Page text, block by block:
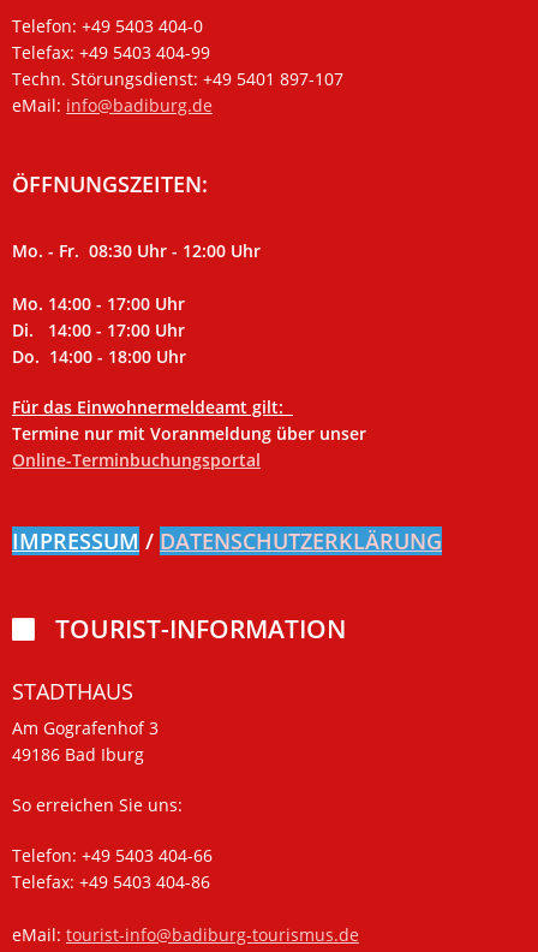
Telefon: +49 5403 404-0
Telefax: +49 5403 404-99
Techn. Störungsdienst: +49 5401 897-107
eMail: info@badiburg.de
ÖFFNUNGSZEITEN:
Mo. - Fr. 08:30 Uhr - 12:00 Uhr
Mo. 14:00 - 17:00 Uhr
Di. 14:00 - 17:00 Uhr
Do. 14:00 - 18:00 Uhr
Für das Einwohnermeldeamt gilt:
Termine nur mit Voranmeldung über unser
Online-Terminbuchungsportal
IMPRESSUM / DATENSCHUTZERKLÄRUNG
TOURIST-INFORMATION
STADTHAUS
Am Gografenhof 3
49186 Bad Iburg
So erreichen Sie uns:
Telefon: +49 5403 404-66
Telefax: +49 5403 404-86
eMail: tourist-info@badiburg-tourismus.de